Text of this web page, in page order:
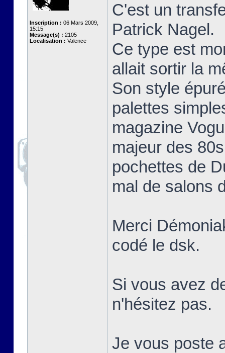
Inscription : 06 Mars 2009,
15:15
Message(s) : 2105
Localisation : Valence
C'est un
Patrick Nagel.
Ce type est
allait sortir la
Son style
palettes
magazine
majeur des
pochettes de
mal de salons
Merci
codé le dsk.
Si vous avez
n'hésitez pas.
Je vous poste